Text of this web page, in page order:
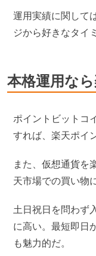
運用実績に関して
ジから好きなタイ
本格運用な
ポイントビットコ
すれば、楽天ポイ
また、仮想通貨を
天市場での買い物
土日祝日を問わず
に高い。最短即日
も魅力的だ。